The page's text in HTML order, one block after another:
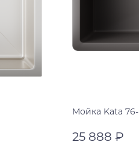
Мойка Kata
25 888 ₽